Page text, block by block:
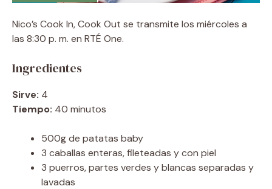
Nico’s Cook In, Cook Out se transmite los miércoles a
las 8:30 p. m. en RTÉ One.
Ingredientes
Sirve: 4
Tiempo: 40 minutos
500g de patatas baby
3 caballas enteras, fileteadas y con piel
3 puerros, partes verdes y blancas separadas y
lavadas